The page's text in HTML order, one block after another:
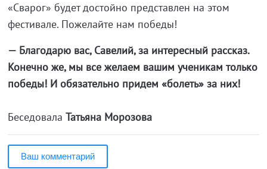
«Сварог» будет достойно представлен на этом
фестивале. Пожелайте нам победы!
— Благодарю вас, Савелий, за интересный рассказ.
Конечно же, мы все желаем вашим ученикам только
победы! И обязательно придем «болеть» за них!
Беседовала Татьяна Морозова
Ваш комментарий